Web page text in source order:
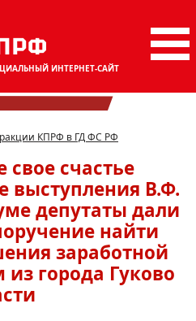
ИНТЕРНЕТ-САЙТ
КПРФ в ГД ФС РФ
свое счастье
выступления В.Ф.
депутаты дали
найти
заработной
города Гуково